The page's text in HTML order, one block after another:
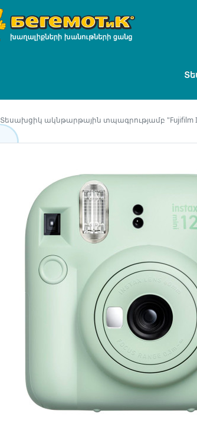
Տեսախցիկ ակնթարթային տպագրությամբ "Fujifilm